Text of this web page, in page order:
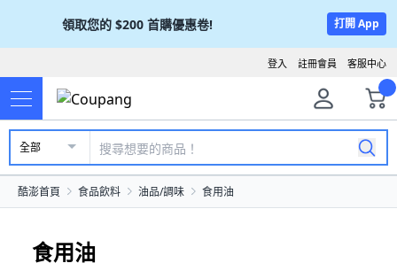
領取您的 $200 首購優惠卷! 打開 App
客服中心
註冊會員
登入
全部
酷澎首頁 食品飲料 油品/調味 食用油
食用油